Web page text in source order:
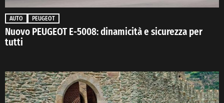
AUTO PEUGEOT
Nuovo PEUGEOT E-5008: dinamicità e sicurezza per
tutti